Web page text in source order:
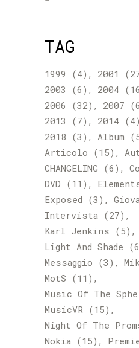
TAG
1999 (4) 2001
2003 (6) 2004
2006 (32) 2007
2013 (7) 2014 (4)
2018 (3) Album
Articolo (15)
CHANGELING (6)
DVD (11)
Exposed (3)
Intervista (27)
Karl Jenkins (5)
Light And Shade
Messaggio (3)
MotS (11)
Music Of The
MusicVR (15)
Night Of The
Nokia (15)